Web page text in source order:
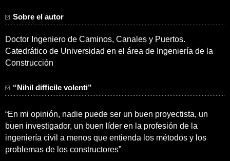
Sobre el autor
Doctor Ingeniero de Caminos, Canales y Puertos.
Catedrático de Universidad en el área de Ingeniería de la
Construcción
“Nihil difficile volenti”
“En mi opinión, nadie puede ser un buen proyectista, un
buen investigador, un buen líder en la profesión de la
ingeniería civil a menos que entienda los métodos y los
problemas de los constructores”